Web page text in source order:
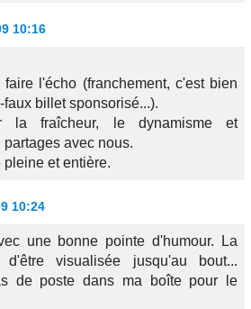
10:16
l'écho (franchement, c'est bien
billet sponsorisé...).
fraîcheur, le dynamisme et
partages avec nous.
et entière.
10:24
une bonne pointe d'humour. La
visualisée jusqu'au bout...
de poste dans ma boîte pour le